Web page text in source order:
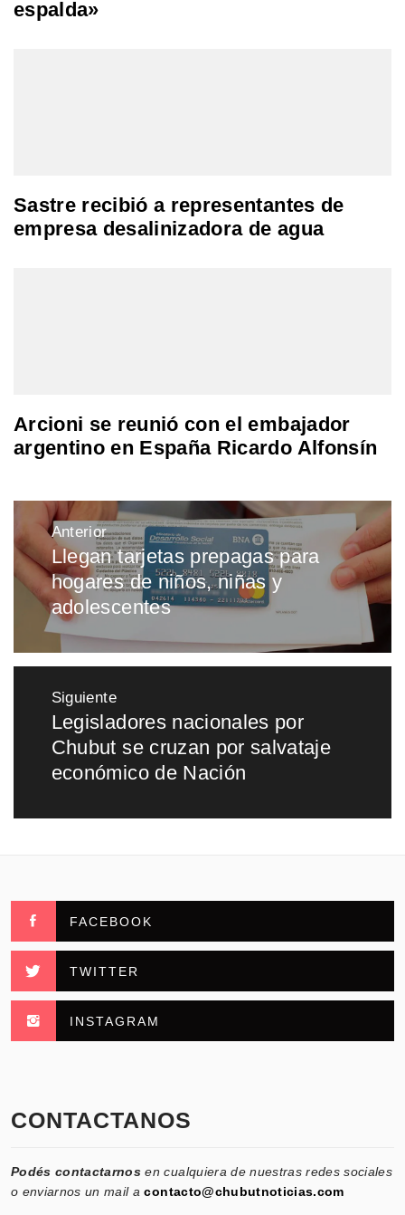
espalda»
Sastre recibió a representantes de
empresa desalinizadora de agua
Arcioni se reunió con el embajador
argentino en España Ricardo Alfonsín
Navegación
de
entradas
Anterior
Entrada
anterior:
Llegan tarjetas prepagas para
hogares de niños, niñas y
adolescentes
Siguiente
Entrada
siguiente:
Legisladores nacionales por
Chubut se cruzan por salvataje
económico de Nación
FACEBOOK
TWITTER
INSTAGRAM
CONTACTANOS
Podés contactarnos en cualquiera de nuestras redes sociales
o enviarnos un mail acontacto@chubutnoticias.com